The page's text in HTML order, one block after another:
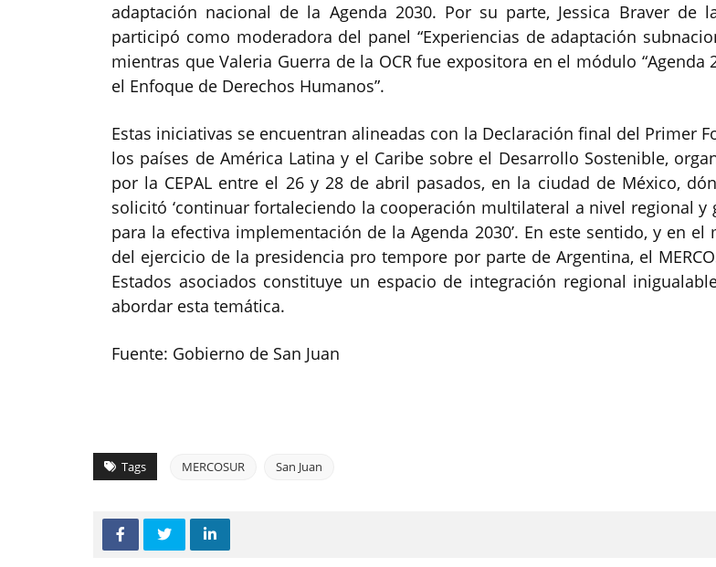
adaptación nacional de la Agenda 2030. Por su parte, Jessica Braver de
participó como moderadora del panel “Experiencias de adaptación
mientras que Valeria Guerra de la OCR fue expositora en el módulo “Agenda
el Enfoque de Derechos Humanos”.
Estas iniciativas se encuentran alineadas con la Declaración final del Primer
los países de América Latina y el Caribe sobre el Desarrollo Sostenible,
por la CEPAL entre el 26 y 28 de abril pasados, en la ciudad de México,
solicitó ‘continuar fortaleciendo la cooperación multilateral a nivel regional y
para la efectiva implementación de la Agenda 2030’. En este sentido, y en el
del ejercicio de la presidencia pro tempore por parte de Argentina, el
Estados asociados constituye un espacio de integración regional
abordar esta temática.
Fuente: Gobierno de San Juan
Tags MERCOSUR San Juan